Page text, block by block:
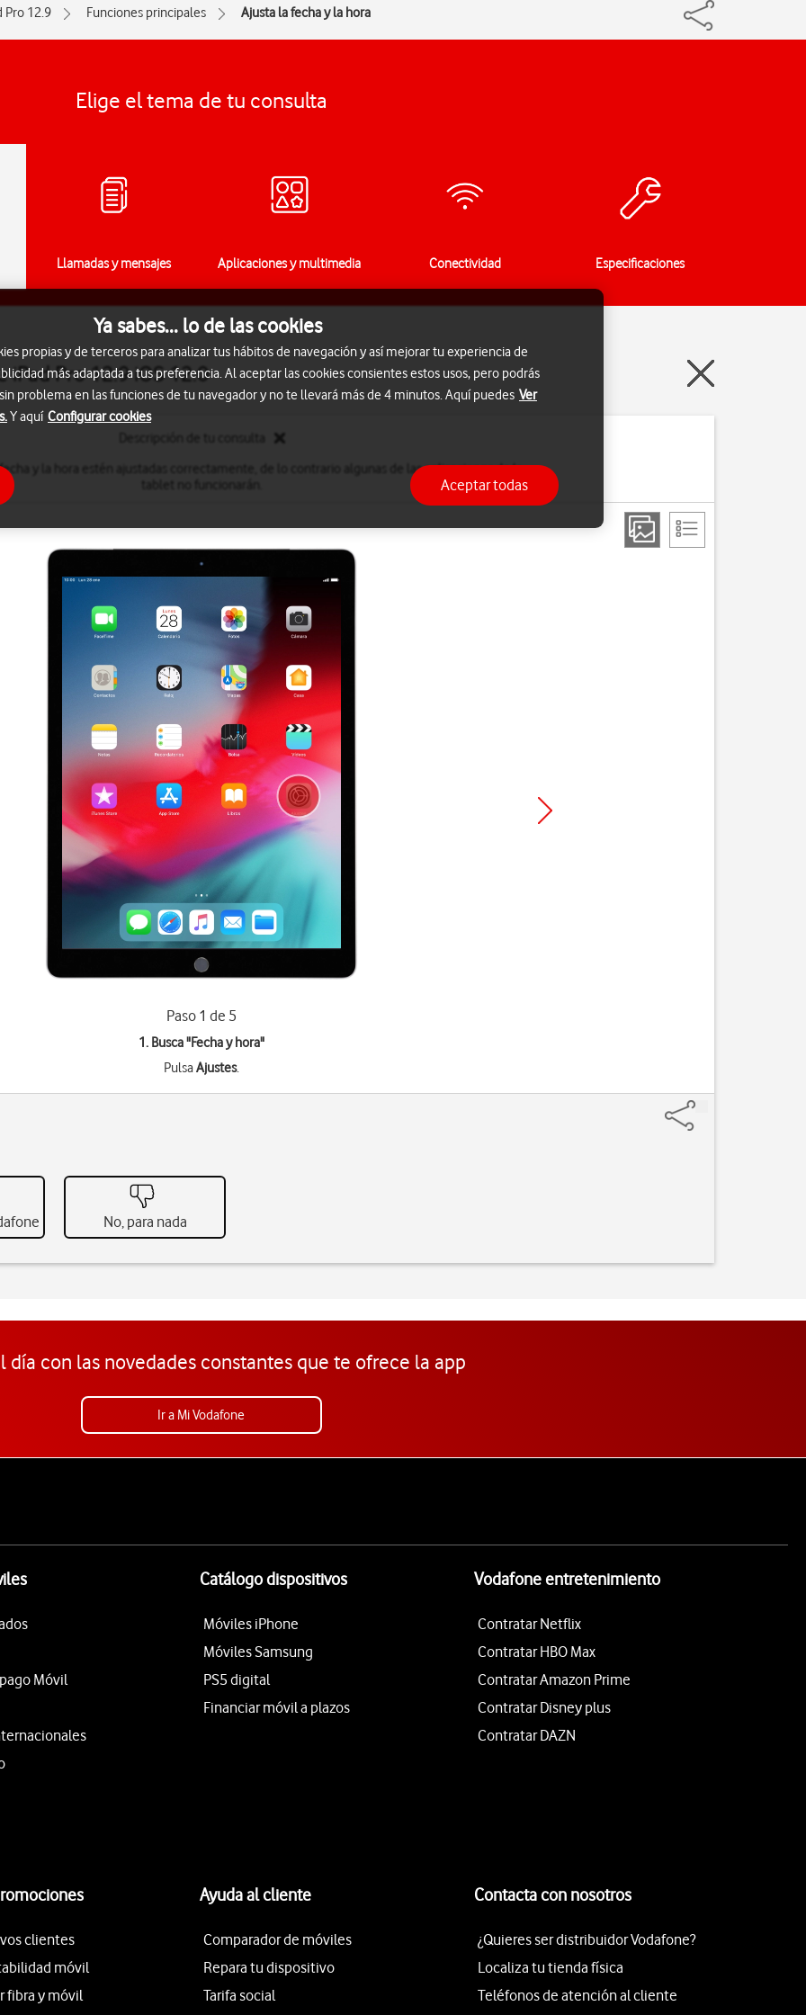
Pro 12.9 Funciones principales Ajusta la fecha y la hora
Elige el tema de tu consulta
Llamadas y mensajes Aplicaciones y multimedia Conectividad Especificaciones
Pro 12.9 iOS 12.0
y la hora estén ajustadas correctamente, de lo contrario algunas de las aplicaciones de la
Paso 1 de 5
1. Busca "Fecha y hora"
PulsaAjustes.
No, para nada
día con las novedades constantes que te ofrece la app
Ir a Mi Vodafone
Móvil
Catálogo dispositivos
Móviles iPhone
Móviles Samsung
PS5 digital
Financiar móvil a plazos
Vodafone entretenimiento
Contratar Netflix
Contratar HBO Max
Contratar Amazon Prime
Contratar Disney plus
Contratar DAZN
clientes
móvil
fibra y móvil
Ayuda al cliente
Comparador de móviles
Repara tu dispositivo
Tarifa social
Contacta con nosotros
¿Quieres ser distribuidor Vodafone?
Localiza tu tienda física
Teléfonos de atención al cliente
Ya sabes... lo de las cookies
propias y de terceros para analizar tus hábitos de navegación y así mejorar tu experiencia de
más adaptada a tus preferencia. Al aceptar las cookies consientes estos usos, pero podrás
problema en las funciones de tu navegador y no te llevará más de 4 minutos. Aquí puedes Ver
Y aquí Configurar cookies
Aceptar todas